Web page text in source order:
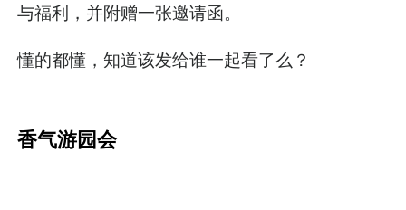
与福利，并附赠一张邀请函。
懂的都懂，知道该发给谁一起看了么？
香气游园会